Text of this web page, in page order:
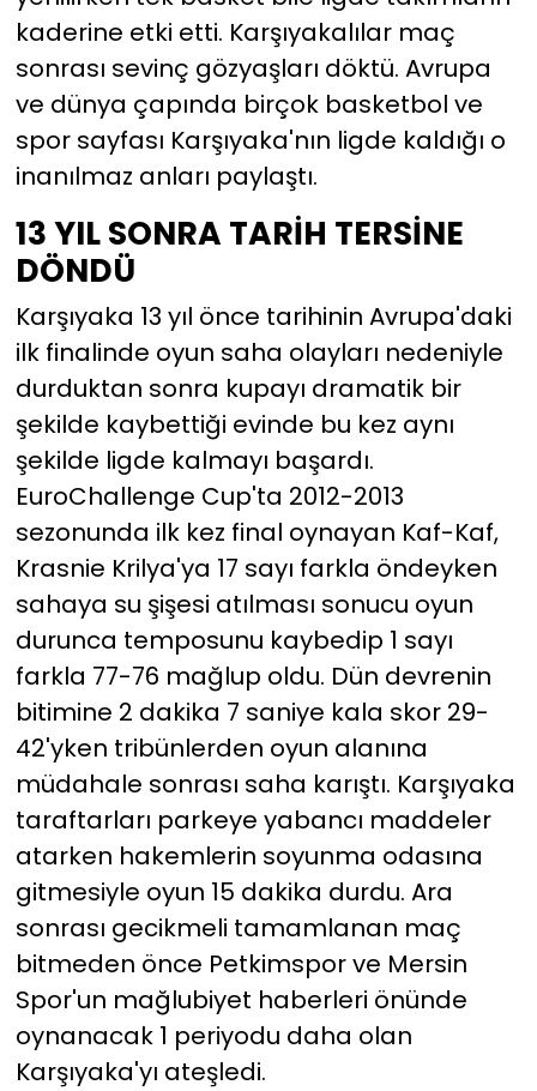
kaderine etki etti. Karşıyakalılar maç
sonrası sevinç gözyaşları döktü. Avrupa
ve dünya çapında birçok basketbol ve
spor sayfası Karşıyaka'nın ligde kaldığı o
inanılmaz anları paylaştı.
13 YIL SONRA TARİH TERSİNE
DÖNDÜ
Karşıyaka 13 yıl önce tarihinin Avrupa'daki
ilk finalinde oyun saha olayları nedeniyle
durduktan sonra kupayı dramatik bir
şekilde kaybettiği evinde bu kez aynı
şekilde ligde kalmayı başardı.
EuroChallenge Cup'ta 2012-2013
sezonunda ilk kez final oynayan Kaf-Kaf,
Krasnie Krilya'ya 17 sayı farkla öndeyken
sahaya su şişesi atılması sonucu oyun
durunca temposunu kaybedip 1 sayı
farkla 77-76 mağlup oldu. Dün devrenin
bitimine 2 dakika 7 saniye kala skor 29-
42'yken tribünlerden oyun alanına
müdahale sonrası saha karıştı. Karşıyaka
taraftarları parkeye yabancı maddeler
atarken hakemlerin soyunma odasına
gitmesiyle oyun 15 dakika durdu. Ara
sonrası gecikmeli tamamlanan maç
bitmeden önce Petkimspor ve Mersin
Spor'un mağlubiyet haberleri önünde
oynanacak 1 periyodu daha olan
Karşıyaka'yı ateşledi.